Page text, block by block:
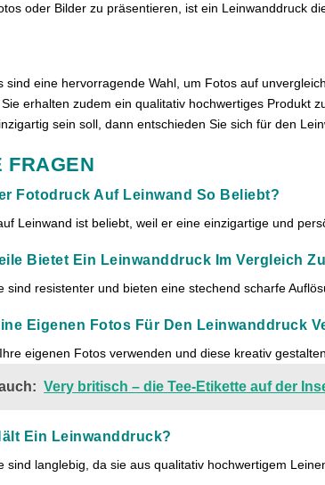
oder Bilder zu präsentieren, ist ein Leinwanddruck
sind eine hervorragende Wahl, um Fotos auf
erhalten zudem ein qualitativ hochwertiges Produkt
sein soll, dann entschieden Sie sich für den
FRAGEN
Fotodruck Auf Leinwand So Beliebt?
Leinwand ist beliebt, weil er eine einzigartige und
Bietet Ein Leinwanddruck Im Vergleich
sind resistenter und bieten eine stechend scharfe
Eigenen Fotos Für Den Leinwanddruck
eigenen Fotos verwenden und diese kreativ
Very britisch – die Tee-Etikette auf der
Ein Leinwanddruck?
sind langlebig, da sie aus qualitativ hochwertigem